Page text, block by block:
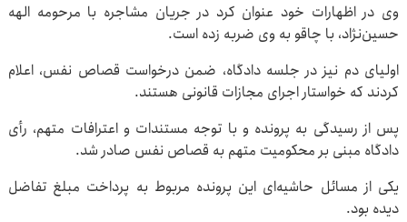
وی در اظهارات خود عنوان کرد در جریان مشاجره با مرحومه الهه
حسین‌نژاد، با چاقو به وی ضربه زده است.
اولیای دم نیز در جلسه دادگاه، ضمن درخواست قصاص نفس، اعلام
کردند که خواستار اجرای مجازات قانونی هستند.
پس از رسیدگی به پرونده و با توجه مستندات و اعترافات متهم، رأی
دادگاه مبنی بر محکومیت متهم به قصاص نفس صادر شد.
یکی از مسائل حاشیه‌ای این پرونده مربوط به پرداخت مبلغ تفاضل
دیده بود.